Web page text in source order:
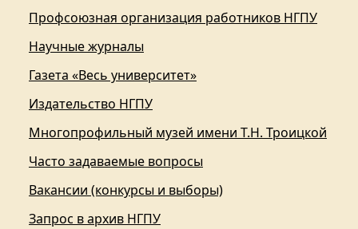
Профсоюзная организация работников НГПУ
Научные журналы
Газета «Весь университет»
Издательство НГПУ
Многопрофильный музей имени Т.Н. Троицкой
Часто задаваемые вопросы
Вакансии (конкурсы и выборы)
Запрос в архив НГПУ